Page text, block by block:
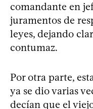
comandante en
juramentos de
leyes, dejando
contumaz.
Por otra parte,
ya se dio varias
decían que el